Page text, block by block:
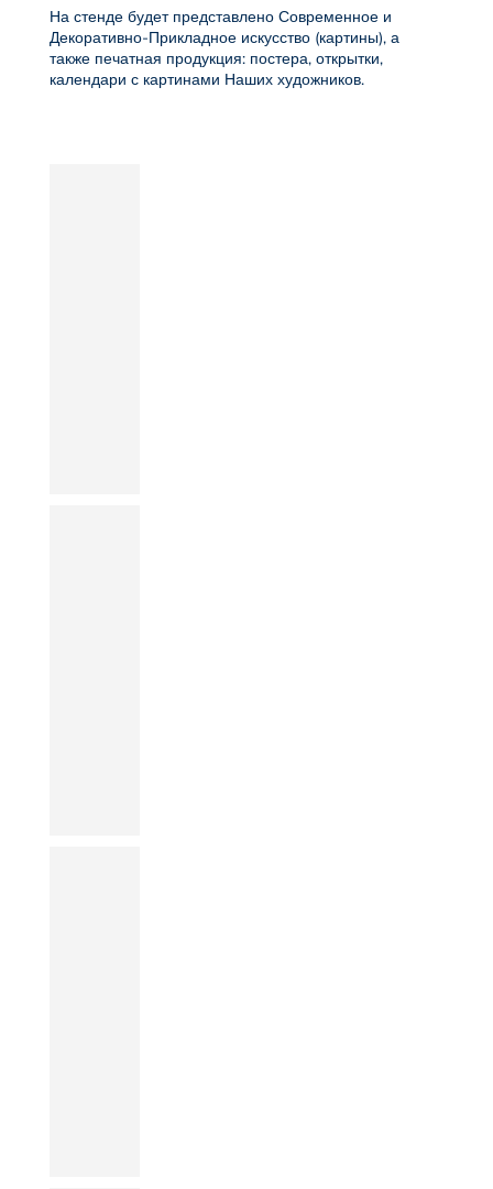
На стенде будет представлено Современное и
Декоративно-Прикладное искусство (картины), а
также печатная продукция: постера, открытки,
календари с картинами Наших художников.